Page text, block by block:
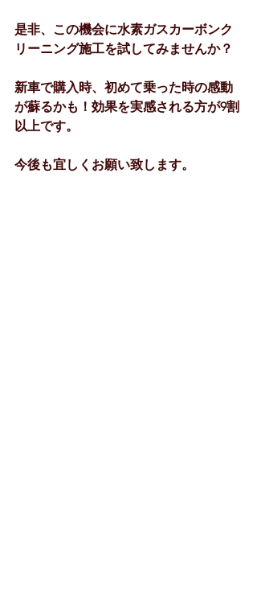
是非、この機会に水素ガスカーボンク
リーニング施工を試してみませんか？
新車で購入時、初めて乗った時の感動
が蘇るかも！効果を実感される方が9割
以上です。
今後も宜しくお願い致します。